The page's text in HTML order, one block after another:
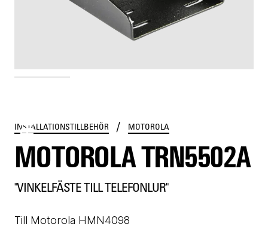
INSTALLATIONSTILLBEHÖR / MOTOROLA
MOTOROLA TRN5502A
"VINKELFÄSTE TILL TELEFONLUR"
Till Motorola HMN4098
TRN5502A